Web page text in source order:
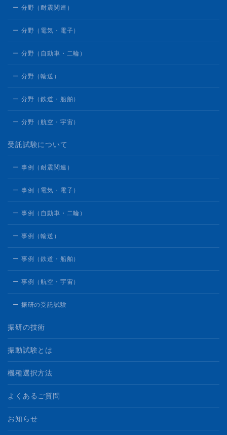
ー 分野（耐震関連）
ー 分野（電気・電子）
ー 分野（自動車・二輪）
ー 分野（輸送）
ー 分野（鉄道・船舶）
ー 分野（航空・宇宙）
受託試験について
ー 事例（耐震関連）
ー 事例（電気・電子）
ー 事例（自動車・二輪）
ー 事例（輸送）
ー 事例（鉄道・船舶）
ー 事例（航空・宇宙）
ー 振研の受託試験
振研の技術
振動試験とは
機種選択方法
よくあるご質問
お知らせ